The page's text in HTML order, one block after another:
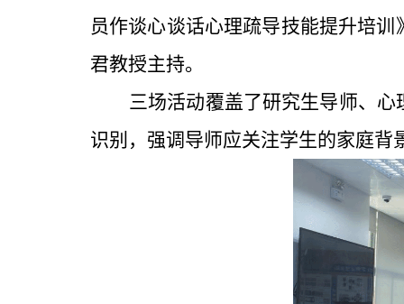
员作谈心谈话心理疏导技能提升培训
君教授主持。
三场活动覆盖了研究生导师、
识别，强调导师应关注学生的家庭